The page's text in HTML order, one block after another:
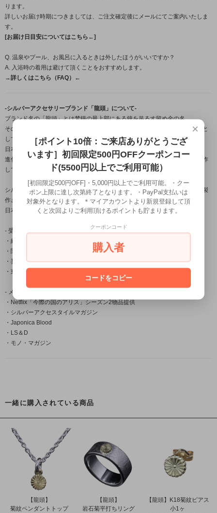
ります。
詳しいお届け時期につきましては、ご注文確定後にメールにてご案内いたしま
す。
[お届け日目安についてはこちら←]
Q. 温泉やプール、お風呂に入るときは外したほうがいいですか？
A. 入浴時の着用は避けて頂くことをおすすめします。
→詳しくはこちら（FAQ）←
-シルバーアクセサリーブランド「龍頭」について-
ブランド名の「龍頭」とは梵鐘の最上部にある鐘を吊るす留め金の名。
その良し悪しで鐘の風格さえも変えてしまう必要不可欠な大事な部分を由来と
しており、
日本古来から受け継がれている銀器の伝統技法を用いながら、
進化する伝統をコンセプトに身に付ける者に独特の存在感を与える作品を製作
しております。
シルバーアクセサリー龍頭は数々の賞を受賞している「小平光嵐」によって製
作され
日本国内だけでなく海外の取引先でも販売されご愛用頂いております。
- 受賞一覧 -
・経済産業大臣賞
・関東経済産業局長賞
・奨励賞
・東京銀器伝統工芸士会会長賞
- メディア掲載 -
・Netflix「今際の国のアリス」シーズン2物品提供
・シルバーアクセスタイルマガジン
・Japonica Blood
・LS＆D
・モノ・マガジン
一緒に購入されている商品
【龍頭】
菊紋ペンダントトップ
【龍頭】
岩石菊平打ちリング
【龍頭】K18菊紋ピアス
小1ヶ
×
［ポイント10倍：ご来店ありがとうござ
います］初回限定500円OFFクーポンコー
ド(5500円以上でご利用可能）
[初回限定500円OFF]・5,000円以上でご利用可能。・クー
ポン上限に達し次第終了となります。・PayPal支払いは
対象外となります。＊マイアカウントより新規登録して頂
くと次回よりご利用頂けるポイントも貯まります。
クーポンコード
購入者
コードをコピー